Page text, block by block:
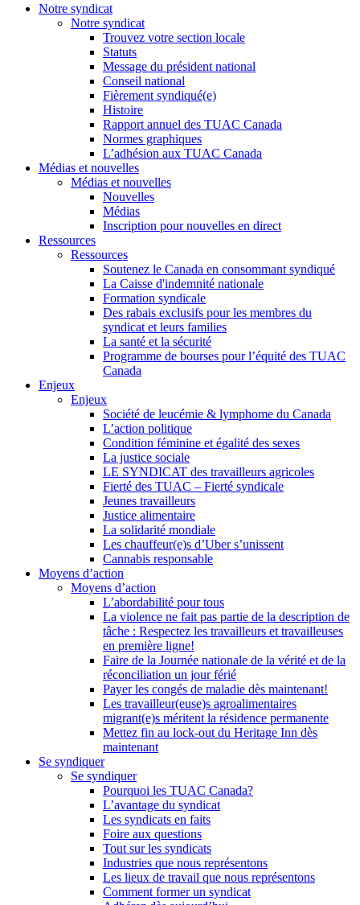
Notre syndicat
Notre syndicat
Trouvez votre section locale
Statuts
Message du président national
Conseil national
Fièrement syndiqué(e)
Histoire
Rapport annuel des TUAC Canada
Normes graphiques
L’adhésion aux TUAC Canada
Médias et nouvelles
Médias et nouvelles
Nouvelles
Médias
Inscription pour nouvelles en direct
Ressources
Ressources
Soutenez le Canada en consommant syndiqué
La Caisse d'indemnité nationale
Formation syndicale
Des rabais exclusifs pour les membres du
syndicat et leurs families
La santé et la sécurité
Programme de bourses pour l’équité des TUAC
Canada
Enjeux
Enjeux
Société de leucémie & lymphome du Canada
L’action politique
Condition féminine et égalité des sexes
La justice sociale
LE SYNDICAT des travailleurs agricoles
Fierté des TUAC – Fierté syndicale
Jeunes travailleurs
Justice alimentaire
La solidarité mondiale
Les chauffeur(e)s d’Uber s’unissent
Cannabis responsable
Moyens d’action
Moyens d’action
L’abordabilité pour tous
La violence ne fait pas partie de la description de
tâche : Respectez les travailleurs et travailleuses
en première ligne!
Faire de la Journée nationale de la vérité et de la
réconciliation un jour férié
Payer les congés de maladie dès maintenant!
Les travailleur(euse)s agroalimentaires
migrant(e)s méritent la résidence permanente
Mettez fin au lock-out du Heritage Inn dès
maintenant
Se syndiquer
Se syndiquer
Pourquoi les TUAC Canada?
L’avantage du syndicat
Les syndicats en faits
Foire aux questions
Tout sur les syndicats
Industries que nous représentons
Les lieux de travail que nous représentons
Comment former un syndicat